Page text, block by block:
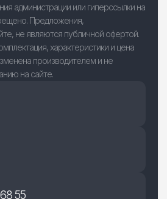
администрации или гиперссылки на
Предложения,
не являются публичной офертой.
характеристики и цена
производителем и не
на сайте.
55